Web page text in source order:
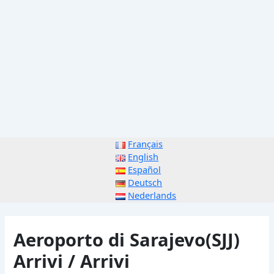
Français
English
Español
Deutsch
Nederlands
Aeroporto di Sarajevo(SJJ)
Arrivi / Arrivi